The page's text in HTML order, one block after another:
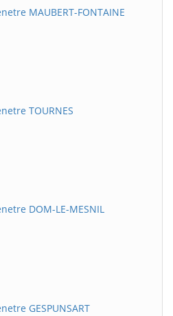
MAUBERT-FONTAINE
TOURNES
DOM-LE-MESNIL
GESPUNSART